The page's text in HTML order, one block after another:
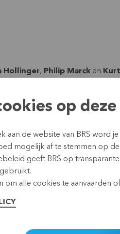
Hollinger, Philip Marcken
verleden reeds verschillende
een rechtstreekse
deel van het
jaren advies en opleidingen
resources.
Unión El Ejido, de cacaoboer
zonder cacaoboeren zoals
op
aan de website van BRS word
mogelijk af te stemmen op
geeft BRS op
om alle cookies te aanvaarden